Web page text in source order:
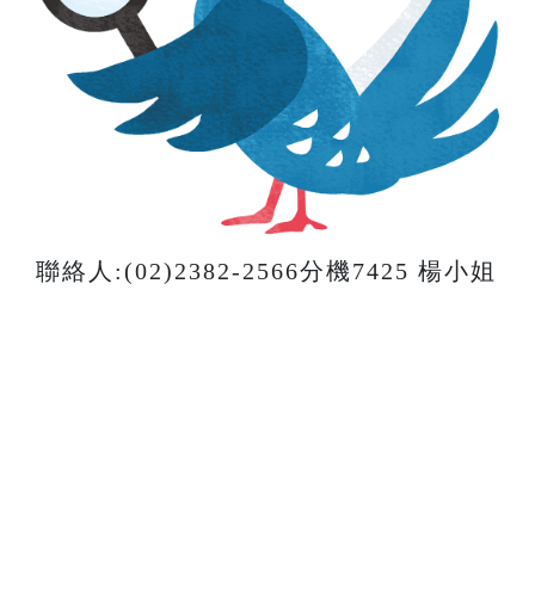
聯絡人:(02)2382-2566分機7425 楊小姐